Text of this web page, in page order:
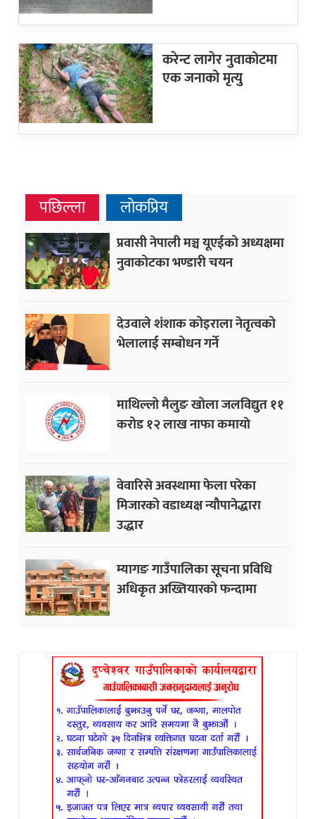
करेन्ट लागेर नुवाकोटमा
एक जनाको मृत्यु
पछिल्ला लोकप्रिय
प्रवासी नेपाली मञ्च यूएईको अध्यक्षमा
नुवाकोटका भण्डारी चयन
देउवाले शंशाक कोइराला नेतृत्वको
भेलालाई सम्बोधन गर्ने
माथिल्लो मैलुङ खोला जलविद्युत ११
करोड १२ लाख नाफा कमायाे
वेवारिसे अवस्थामा फेला परेका
मिजारको वडाध्यक्ष न्यौपानेद्धारा
उद्धार
म्यागङ गाउँपालिका सूचना प्रविधि
अधिकृत अख्तियारको फन्दामा